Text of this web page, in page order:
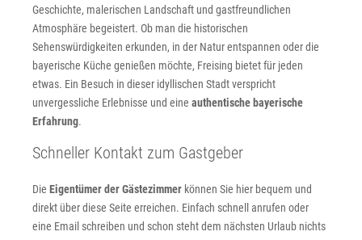
Geschichte, malerischen Landschaft und gastfreundlichen
Atmosphäre begeistert. Ob man die historischen
Sehenswürdigkeiten erkunden, in der Natur entspannen oder die
bayerische Küche genießen möchte, Freising bietet für jeden
etwas. Ein Besuch in dieser idyllischen Stadt verspricht
unvergessliche Erlebnisse und eine authentische bayerische
Erfahrung.
Schneller Kontakt zum Gastgeber
Die Eigentümer der Gästezimmer können Sie hier bequem und
direkt über diese Seite erreichen. Einfach schnell anrufen oder
eine Email schreiben und schon steht dem nächsten Urlaub nichts